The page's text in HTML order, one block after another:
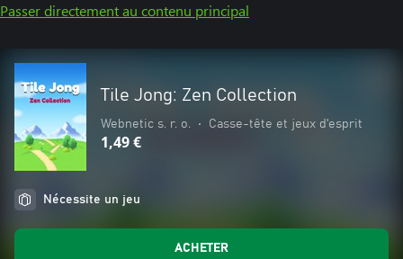
Passer directement au contenu principal
Tile Jong: Zen Collection
Webnetic s. r. o. • Casse-tête et jeux d'esprit
1,49 €
Nécessite un jeu
ACHETER